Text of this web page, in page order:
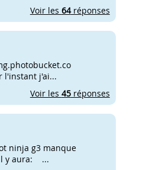
Voir les 64réponses
l'instant j'ai...
Voir les 45réponses
ninja g3 manque
il y aura: ...